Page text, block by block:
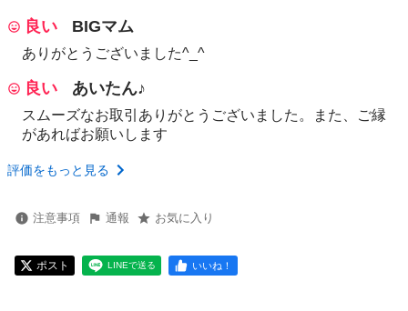
良い BIGマム
ありがとうございました^_^
良い あいたん♪
スムーズなお取引ありがとうございました。また、ご縁
があればお願いします
評価をもっと見る
注意事項 通報 お気に入り
ポスト LINEで送る いいね！